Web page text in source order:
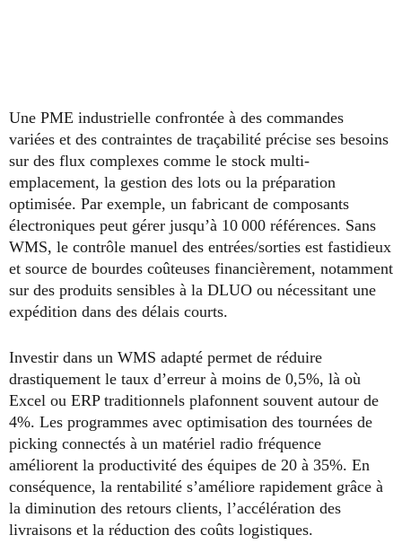
Une PME industrielle confrontée à des commandes
variées et des contraintes de traçabilité précise ses besoins
sur des flux complexes comme le stock multi-
emplacement, la gestion des lots ou la préparation
optimisée. Par exemple, un fabricant de composants
électroniques peut gérer jusqu’à 10 000 références. Sans
WMS, le contrôle manuel des entrées/sorties est fastidieux
et source de bourdes coûteuses financièrement, notamment
sur des produits sensibles à la DLUO ou nécessitant une
expédition dans des délais courts.
Investir dans un WMS adapté permet de réduire
drastiquement le taux d’erreur à moins de 0,5%, là où
Excel ou ERP traditionnels plafonnent souvent autour de
4%. Les programmes avec optimisation des tournées de
picking connectés à un matériel radio fréquence
améliorent la productivité des équipes de 20 à 35%. En
conséquence, la rentabilité s’améliore rapidement grâce à
la diminution des retours clients, l’accélération des
livraisons et la réduction des coûts logistiques.